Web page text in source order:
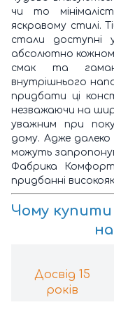
чи то
яскравому стилі.
стали доступні
абсолютно
смак та
внутрішнього
придбати ці
незважаючи на
уважним при
дому. Адже
можуть
Фабрика
придбанні
Чому купити
Досвід 15
років